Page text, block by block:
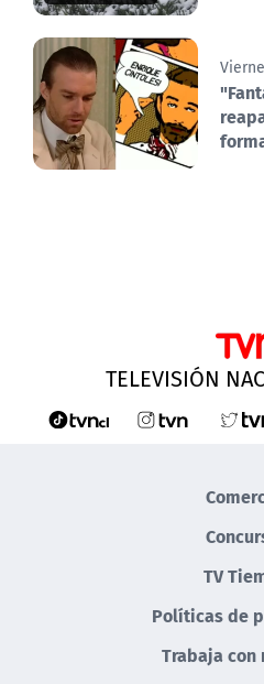
TELEVISIÓN
TV
Políticas de
Trabaja con